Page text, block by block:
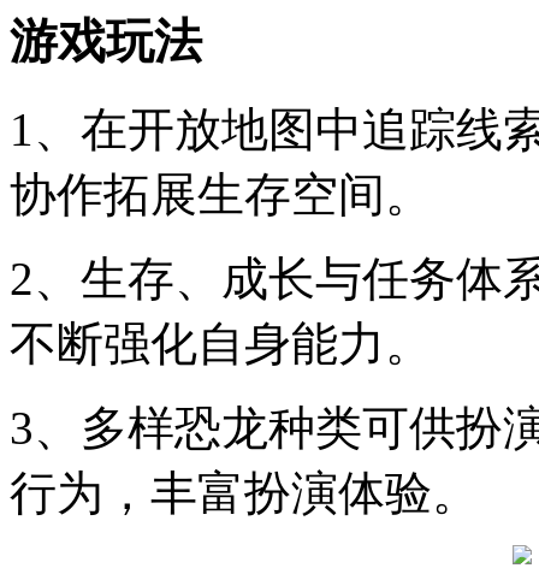
游戏玩法
1、在开放地图中追踪线
协作拓展生存空间。
2、生存、成长与任务体
不断强化自身能力。
3、多样恐龙种类可供扮
行为，丰富扮演体验。